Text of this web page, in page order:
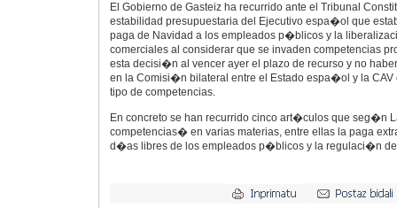
El Gobierno de Gasteiz ha recurrido ante el Tribunal
estabilidad presupuestaria del Ejecutivo espa�ol que
paga de Navidad a los empleados p�blicos y la
comerciales al considerar que se invaden competencias
esta decisi�n al vencer ayer el plazo de recurso y no
en la Comisi�n bilateral entre el Estado espa�ol y la CAV
tipo de competencias.
En concreto se han recurrido cinco art�culos que seg�n
competencias� en varias materias, entre ellas la paga
d�as libres de los empleados p�blicos y la regulaci�n de